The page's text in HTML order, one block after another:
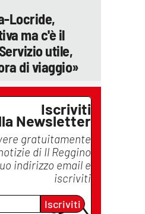
Locride,
ma c'è il
utile,
di viaggio»
Iscriviti
Newsletter
gratuitamente
di Il Reggino
indirizzo email e
iscriviti
Iscriviti